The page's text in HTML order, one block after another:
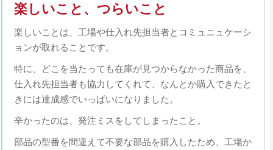
楽しいこと、つらいこと
楽しいことは、工場や仕入れ先担当者とコミュニュケーシ
ョンが取れることです。
特に、どこを当たっても在庫が見つからなかった商品を、
仕入れ先担当者も協力してくれて、なんとか購入できたと
きには達成感でいっぱいになりました。
辛かったのは、発注ミスをしてしまったこと。
部品の型番を間違えて不要な部品を購入したため、工場か